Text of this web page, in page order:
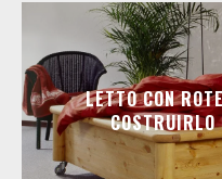
LETTO CON
COSTRUIRLO